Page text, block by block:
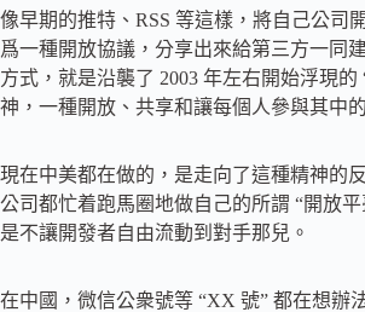
像早期的推特、RSS 等這樣，將自己公司
爲一種開放協議，分享出來給第三方一同
方式，就是沿襲了 2003 年左右開始浮現的
神，一種開放、共享和讓每個人參與其中
現在中美都在做的，是走向了這種精神的
公司都忙着跑馬圈地做自己的所謂 “開放平
是不讓開發者自由流動到對手那兒。
在中國，微信公衆號等 “XX 號” 都在想辦